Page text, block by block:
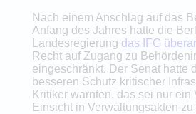
Nach einem Anschlag auf das
Anfang des Jahres hatte die
Landesregierung das IFG
Recht auf Zugang zu
eingeschränkt. Der Senat hatte
besseren Schutz kritischer
Kritiker warnten, das sei nur ein
Einsicht in Verwaltungsakten